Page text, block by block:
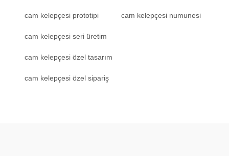
cam kelepçesi prototipi cam kelepçesi numunesi
cam kelepçesi seri üretim
cam kelepçesi özel tasarım
cam kelepçesi özel sipariş